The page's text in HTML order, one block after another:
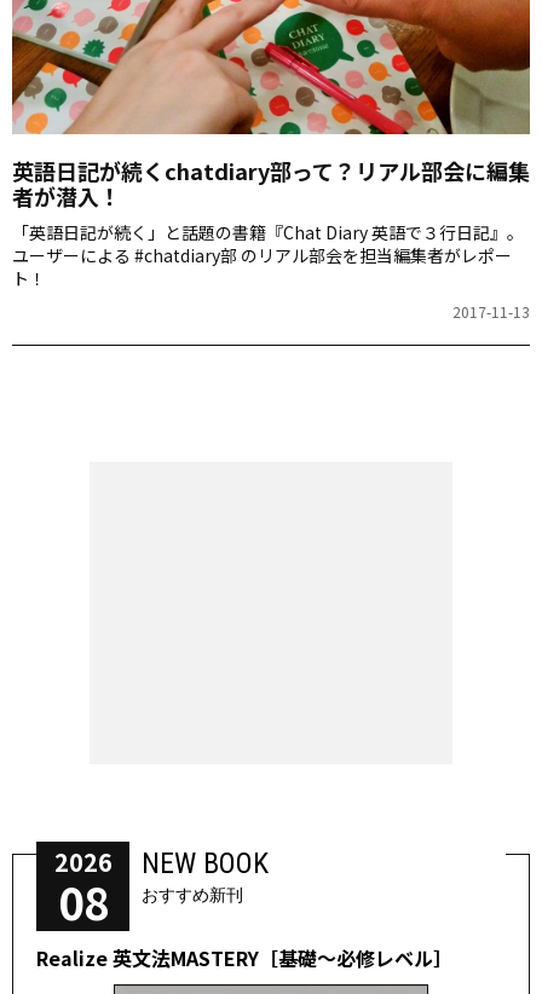
英語日記が続くchatdiary部って？リアル部会に編集
者が潜入！
「英語日記が続く」と話題の書籍『Chat Diary 英語で３行日記』。
ユーザーによる #chatdiary部 のリアル部会を担当編集者がレポー
ト！
2017-11-13
2026
08
NEW BOOK
おすすめ新刊
Realize 英文法MASTERY［基礎～必修レベル］